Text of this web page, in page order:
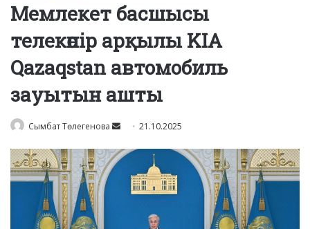
Мемлекет басшысы
телекөпір арқылы KIA
Qazaqstan автомобиль
зауытын ашты
Сымбат Төлегенова
Send
email
21.10.2025